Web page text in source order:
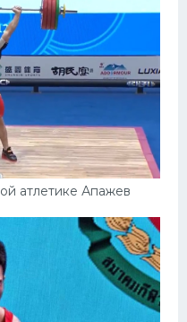
атлетике Апажев